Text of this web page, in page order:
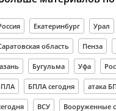
Екатеринбург Урал
область Пенза
Бугульма Уфа
БПЛА сегодня атака
ВСУ Вооруженные